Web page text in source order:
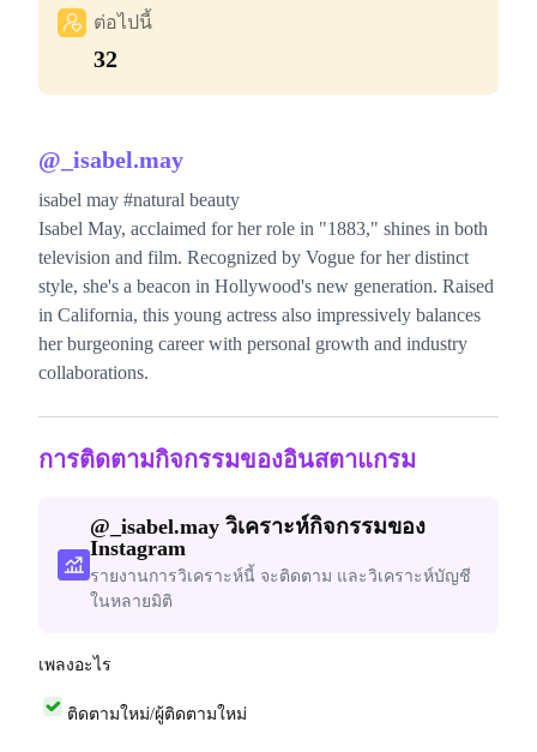
ต่อไปนี้
32
@ _isabel.may
isabel may #natural beauty
Isabel May, acclaimed for her role in "1883," shines in both
television and film. Recognized by Vogue for her distinct
style, she's a beacon in Hollywood's new generation. Raised
in California, this young actress also impressively balances
her burgeoning career with personal growth and industry
collaborations.
การติดตามกิจกรรมของอินสตาแกรม
@ _isabel.may วิเคราะห์กิจกรรมของ
Instagram
รายงานการวิเคราะห์นี้ จะติดตาม และวิเคราะห์บัญชี
ในหลายมิติ
เพลงอะไร
ติดตามใหม่/ผู้ติดตามใหม่